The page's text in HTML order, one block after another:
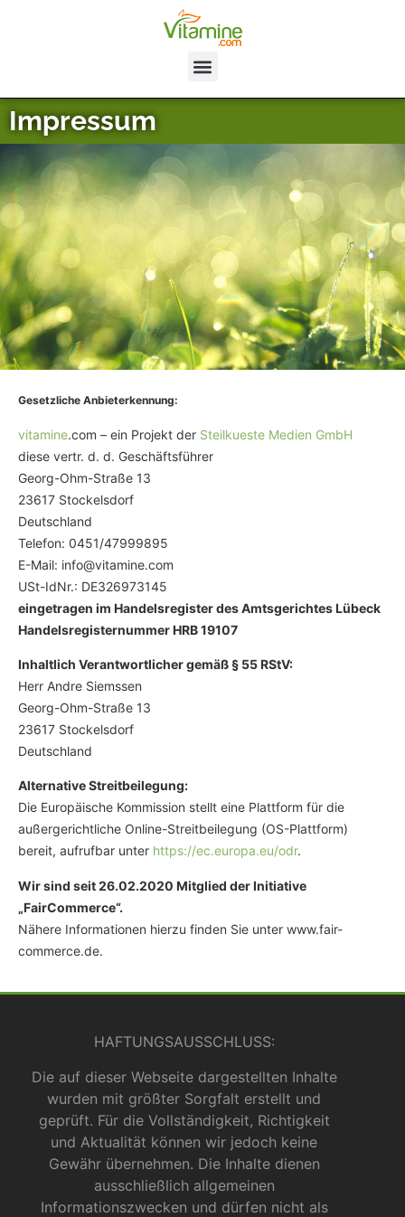
Impressum
Gesetzliche Anbieterkennung:
vitamine.com – ein Projekt der Steilkueste Medien GmbH
diese vertr. d. d. Geschäftsführer
Georg-Ohm-Straße 13
23617 Stockelsdorf
Deutschland
Telefon: 0451/47999895
E-Mail: info@vitamine.com
USt-IdNr.: DE326973145
eingetragen im Handelsregister des Amtsgerichtes Lübeck
Handelsregisternummer HRB 19107
Inhaltlich Verantwortlicher gemäß § 55 RStV:
Herr Andre Siemssen
Georg-Ohm-Straße 13
23617 Stockelsdorf
Deutschland
Alternative Streitbeilegung:
Die Europäische Kommission stellt eine Plattform für die
außergerichtliche Online-Streitbeilegung (OS-Plattform)
bereit, aufrufbar unter https://ec.europa.eu/odr.
Wir sind seit26.02.2020 Mitglied der Initiative
„FairCommerce“.
Nähere Informationen hierzu finden Sie unter www.fair-
commerce.de.
HAFTUNGSAUSSCHLUSS:
Die auf dieser Webseite dargestellten Inhalte
wurden mit größter Sorgfalt erstellt und
geprüft. Für die Vollständigkeit, Richtigkeit
und Aktualität können wir jedoch keine
Gewähr übernehmen. Die Inhalte dienen
ausschließlich allgemeinen
Informationszwecken und dürfen nicht als